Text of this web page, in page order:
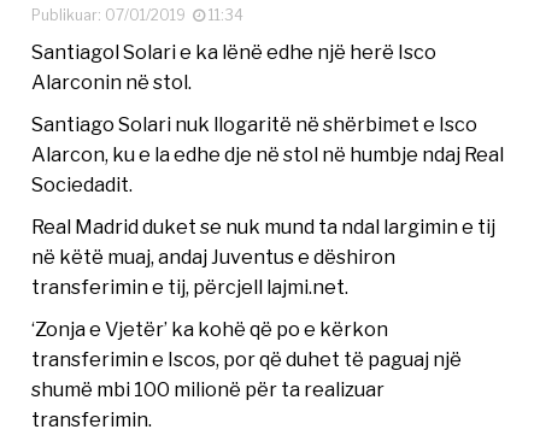
Publikuar: 07/01/2019
11:34
Santiagol Solari e ka lënë edhe një herë Isco
Alarconin në stol.
Santiago Solari nuk llogaritë në shërbimet e Isco
Alarcon, ku e la edhe dje në stol në humbje ndaj Real
Sociedadit.
Real Madrid duket se nuk mund ta ndal largimin e tij
në këtë muaj, andaj Juventus e dëshiron
transferimin e tij, përcjell lajmi.net.
‘Zonja e Vjetër’ ka kohë që po e kërkon
transferimin e Iscos, por që duhet të paguaj një
shumë mbi 100 milionë për ta realizuar
transferimin.